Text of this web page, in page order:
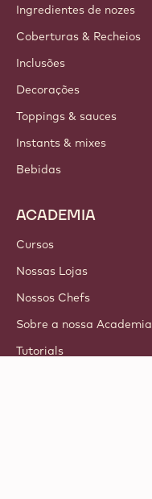
Ingredientes de nozes
Coberturas & Recheios
Inclusões
Decorações
Toppings & sauces
Instants & mixes
Bebidas
ACADEMIA
Cursos
Nossas Lojas
Nossos Chefs
Sobre a nossa Academia
Tutorials